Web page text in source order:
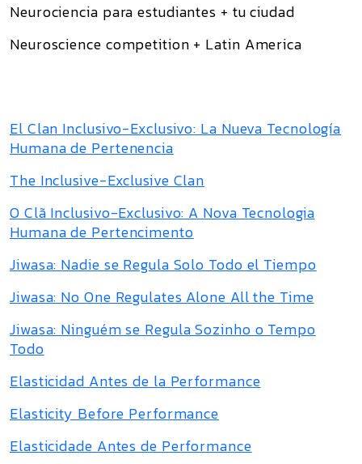
Neurociencia para estudiantes + tu ciudad
Neuroscience competition + Latin America
El Clan Inclusivo-Exclusivo: La Nueva Tecnología
Humana de Pertenencia
The Inclusive-Exclusive Clan
O Clã Inclusivo-Exclusivo: A Nova Tecnologia
Humana de Pertencimento
Jiwasa: Nadie se Regula Solo Todo el Tiempo
Jiwasa: No One Regulates Alone All the Time
Jiwasa: Ninguém se Regula Sozinho o Tempo
Todo
Elasticidad Antes de la Performance
Elasticity Before Performance
Elasticidade Antes de Performance